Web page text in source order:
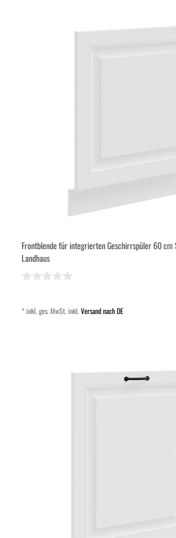
Frontblende für integrierten Geschirrspüler 60 cm
Landhaus
*inkl. ges. MwSt.inkl.Versand nach DE